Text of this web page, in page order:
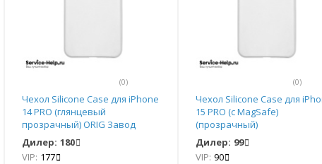
(0)
Чехол Silicone Case для iPhone
14 PRO (глянцевый
прозрачный) ORIG Завод
Дилер: 180
VIP: 177
(0)
Чехол Silicone Case для
15 PRO (с MagSafe)
(прозрачный)
Дилер: 99
VIP: 90